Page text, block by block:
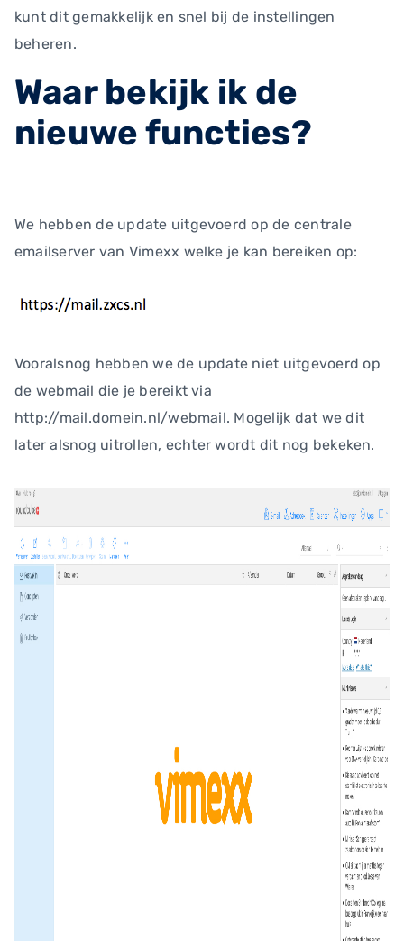
kunt dit gemakkelijk en snel bij de instellingen
beheren.
Waar bekijk ik de
nieuwe functies?
We hebben de update uitgevoerd op de centrale
emailserver van Vimexx welke je kan bereiken op:
Vooralsnog hebben we de update niet uitgevoerd op
de webmail die je bereikt via
http://mail.domein.nl/webmail. Mogelijk dat we dit
later alsnog uitrollen, echter wordt dit nog bekeken.